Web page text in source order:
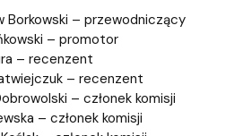
Borkowski – przewodniczący
– promotor
– recenzent
– recenzent
– członek komisji
– członek komisji